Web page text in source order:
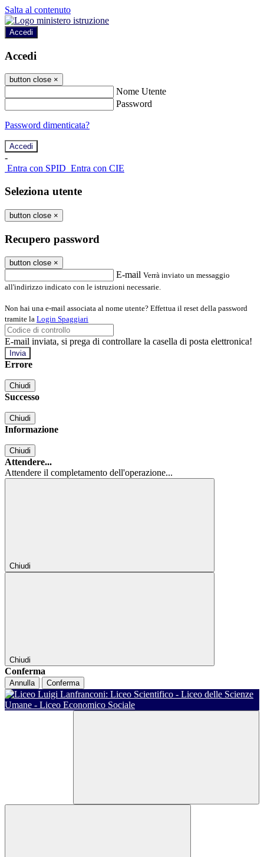
Salta al contenuto
Accedi
Accedi
button close ×
Nome Utente
Password
Password dimenticata?
-
Entra con SPID Entra con CIE
Seleziona utente
button close ×
Recupero password
button close ×
E-mail Verrà inviato un messaggio
all'indirizzo indicato con le istruzioni necessarie.
Non hai una e-mail associata al nome utente? Effettua il reset della password
tramite la Login Spaggiari
E-mail inviata, si prega di controllare la casella di posta elettronica!
Errore
Chiudi
Successo
Chiudi
Informazione
Chiudi
Attendere...
Attendere il completamento dell'operazione...
Chiudi
Chiudi
Conferma
Annulla Conferma